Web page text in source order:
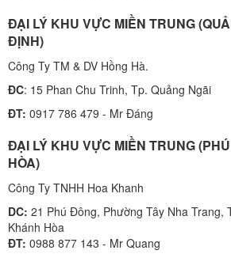
ĐẠI LÝ KHU VỰC MIỀN TRUNG
ĐỊNH)
Công Ty TM & DV Hồng Hà.
ĐC: 15 Phan Chu Trinh, Tp. Quảng Ngãi
ĐT: 0917 786 479 - Mr Đáng
ĐẠI LÝ KHU VỰC MIỀN TRUNG
HÒA)
Công Ty TNHH Hoa Khanh
DC: 21 Phú Đông, Phường Tây Nha Trang,
Khánh Hòa
ĐT: 0988 877 143 - Mr Quang